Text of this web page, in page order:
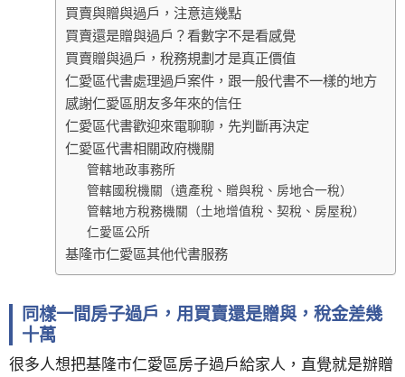
買賣與贈與過戶，注意這幾點
買賣還是贈與過戶？看數字不是看感覺
買賣贈與過戶，稅務規劃才是真正價值
仁愛區代書處理過戶案件，跟一般代書不一樣的地方
感謝仁愛區朋友多年來的信任
仁愛區代書歡迎來電聊聊，先判斷再決定
仁愛區代書相關政府機關
管轄地政事務所
管轄國稅機關（遺產稅、贈與稅、房地合一稅）
管轄地方稅務機關（土地增值稅、契稅、房屋稅）
仁愛區公所
基隆市仁愛區其他代書服務
同樣一間房子過戶，用買賣還是贈與，稅金差幾
十萬
很多人想把基隆市仁愛區房子過戶給家人，直覺就是辦贈